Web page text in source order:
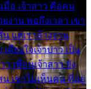
มื่อ เจ้าสาว คือคน
งาน พอถึงเวลา เขา
แต่เราล้างจาน
คียงใจเจ้าบ่าว เป็น
เพื่อนเจ้าสาว ยัง
เขาไม่เห็นคน ที่อยู่